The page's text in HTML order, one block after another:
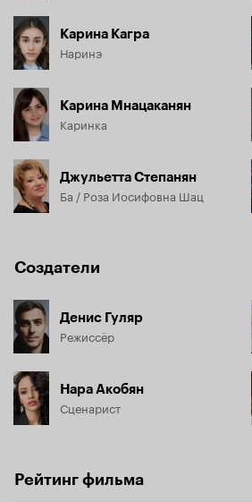
Карина Кагра
Наринэ
Карина Мнацаканян
Каринка
Джульетта Степанян
Ба / Роза Иосифовна Шац
Создатели
Денис Гуляр
Режиссёр
Нара Акобян
Сценарист
Рейтинг фильма